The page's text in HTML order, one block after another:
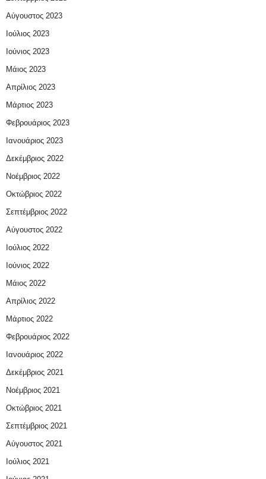
Αύγουστος 2023
Ιούλιος 2023
Ιούνιος 2023
Μάιος 2023
Απρίλιος 2023
Μάρτιος 2023
Φεβρουάριος 2023
Ιανουάριος 2023
Δεκέμβριος 2022
Νοέμβριος 2022
Οκτώβριος 2022
Σεπτέμβριος 2022
Αύγουστος 2022
Ιούλιος 2022
Ιούνιος 2022
Μάιος 2022
Απρίλιος 2022
Μάρτιος 2022
Φεβρουάριος 2022
Ιανουάριος 2022
Δεκέμβριος 2021
Νοέμβριος 2021
Οκτώβριος 2021
Σεπτέμβριος 2021
Αύγουστος 2021
Ιούλιος 2021